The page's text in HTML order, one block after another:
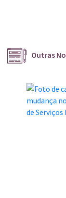
Outras